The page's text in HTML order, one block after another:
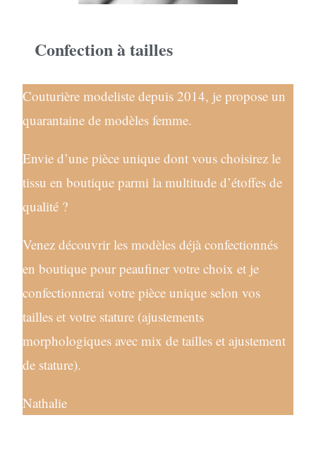
Confection à tailles
Couturière modeliste depuis 2014, je propose un
quarantaine de modèles femme.
Envie d’une pièce unique dont vous choisirez le
tissu en boutique parmi la multitude d’étoffes de
qualité ?
Venez découvrir les modèles déjà confectionnés
en boutique pour peaufiner votre choix et je
confectionnerai votre pièce unique selon vos
tailles et votre stature (ajustements
morphologiques avec mix de tailles et ajustement
de stature).
Nathalie